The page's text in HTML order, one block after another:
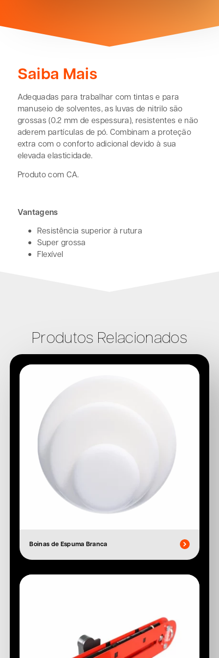
Saiba Mais
Adequadas para trabalhar com tintas e para
manuseio de solventes, as luvas de nitrilo são
grossas (0.2 mm de espessura), resistentes e não
aderem partículas de pó. Combinam a proteção
extra com o conforto adicional devido à sua
elevada elasticidade.
Produto com CA.
Vantagens
Resistência superior à rutura
Super grossa
Flexível
Produtos Relacionados
Boinas de Espuma Branca